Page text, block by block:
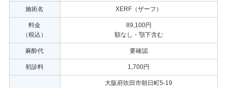
施術名 XERF（ザーフ）
料金
（税込）
89,100円
額なし・顎下含む
麻酔代 要確認
初診料 1,700円
大阪府吹田市朝日町5-19